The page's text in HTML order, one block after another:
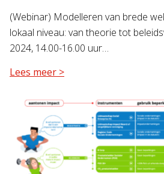
(Webinar) Modelleren van brede
lokaal niveau: van theorie tot
2024, 14.00-16.00 uur…
Lees meer >